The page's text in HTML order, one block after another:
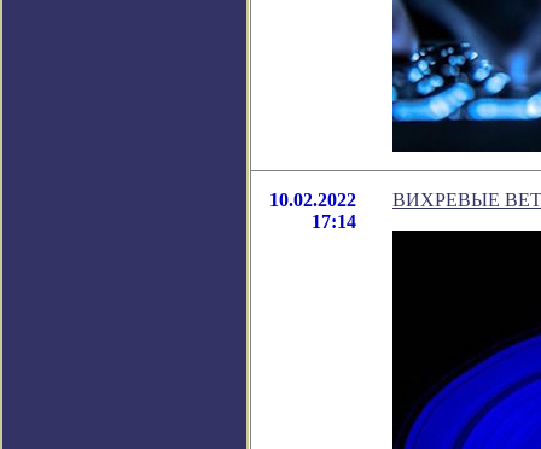
10.02.2022
17:14
ВИХРЕВЫЕ